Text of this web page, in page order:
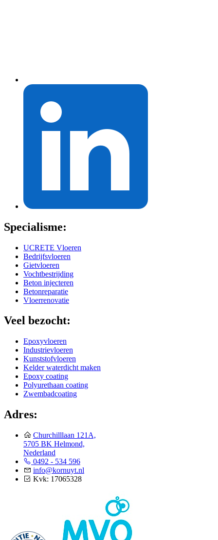
Specialisme:
UCRETE Vloeren
Bedrijfsvloeren
Gietvloeren
Vochtbestrijding
Beton injecteren
Betonreparatie
Vloerrenovatie
Veel bezocht:
Epoxyvloeren
Industrievloeren
Kunststofvloeren
Kelder waterdicht maken
Epoxy coating
Polyurethaan coating
Zwembadcoating
Adres:
Churchilllaan 121A,
5705 BK Helmond,
Nederland
0492 - 534 596
info@kornuyt.nl
Kvk: 17065328